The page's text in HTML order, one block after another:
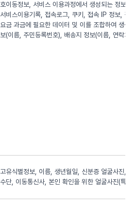
호이동정보, 서비스 이용과정에서 생성되는 정보(
서비스이용기록, 접속로그, 쿠키, 접속 IP 정보, 결
요금 과금에 필요한 데이터 및 이를 조합하여 생
보(이름, 주민등록번호), 배송지 정보(이름, 연락처,
고유식별정보, 이름, 생년월일, 신분증 얼굴사진,
수단, 이동통신사, 본인 확인을 위한 얼굴사진(특징